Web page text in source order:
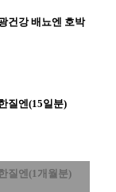
건강 배뇨엔 호박
질엔(15일분)
질엔(1개월분)